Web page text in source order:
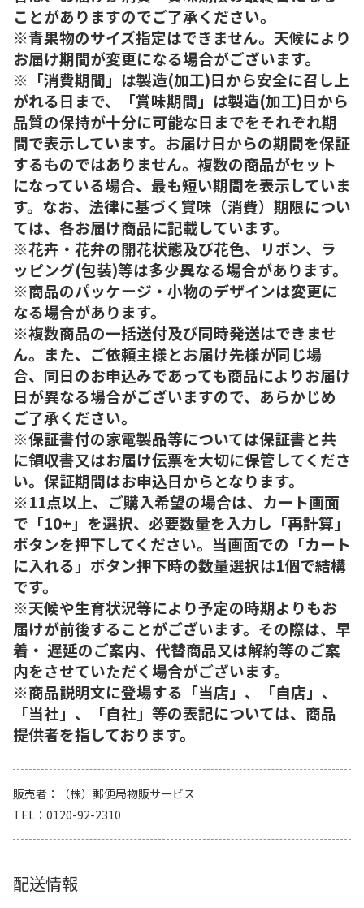
ことがありますのでご了承ください。
※青果物のサイズ指定はできません。天候により
お届け期間が変更になる場合がございます。
※「消費期間」は製造(加工)日から安全に召し上
がれる日まで、「賞味期間」は製造(加工)日から
品質の保持が十分に可能な日までをそれぞれ期
間で表示しています。お届け日からの期間を保証
するものではありません。複数の商品がセット
になっている場合、最も短い期間を表示していま
す。なお、法律に基づく賞味（消費）期限につい
ては、各お届け商品に記載しています。
※花卉・花弁の開花状態及び花色、リボン、ラ
ッピング(包装)等は多少異なる場合があります。
※商品のパッケージ・小物のデザインは変更に
なる場合があります。
※複数商品の一括送付及び同時発送はできませ
ん。また、ご依頼主様とお届け先様が同じ場
合、同日のお申込みであっても商品によりお届け
日が異なる場合がございますので、あらかじめ
ご了承ください。
※保証書付の家電製品等については保証書と共
に領収書又はお届け伝票を大切に保管してくださ
い。保証期間はお申込日からとなります。
※11点以上、ご購入希望の場合は、カート画面
で「10+」を選択、必要数量を入力し「再計算」
ボタンを押下してください。当画面での「カート
に入れる」ボタン押下時の数量選択は1個で結構
です。
※天候や生育状況等により予定の時期よりもお
届けが前後することがございます。その際は、早
着・ 遅延のご案内、代替商品又は解約等のご案
内をさせていただく場合がございます。
※商品説明文に登場する「当店」、「自店」、
「当社」、「自社」等の表記については、商品
提供者を指しております。
販売者
（株）郵便局物販サービス
TEL
0120-92-2310
配送情報